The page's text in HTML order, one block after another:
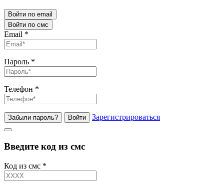
Войти по email
Войти по смс
Email *
Пароль *
Телефон *
Забыли пароль? Войти Зарегистрироваться
Введите код из смс
Код из смс *